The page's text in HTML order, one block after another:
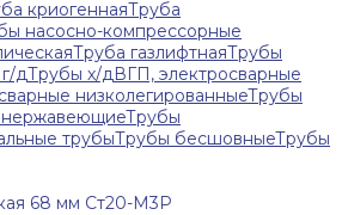
криогеннаяТруба
насосно-компрессорные
Труба газлифтнаяТрубы
дТрубы х/дВГП, электросварные
низколегированныеТрубы
Трубы
трубыТрубы бесшовныеТрубы
68 мм Ст20-М3Р